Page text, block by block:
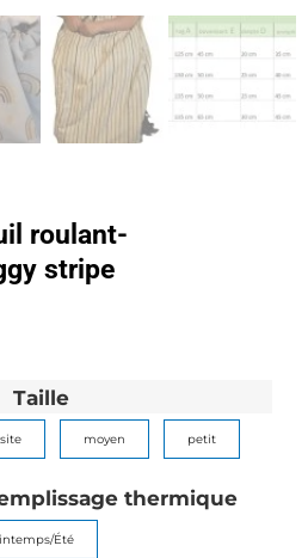
roulant-
stripe
Taille
moyen petit
thermique
Été